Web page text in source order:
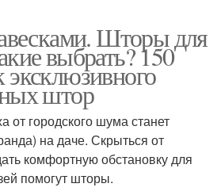
Шторы для
выбрать? 150
штор
городского шума станет
на даче. Скрыться от
комфортную обстановку для
помогут шторы.